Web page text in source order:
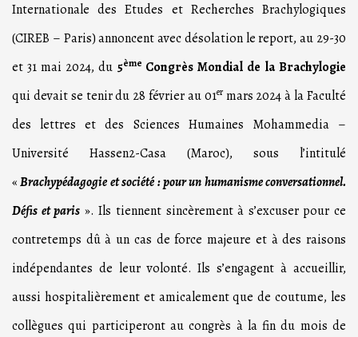
Internationale des Etudes et Recherches Brachylogiques
(CIREB – Paris) annoncent avec désolation le report, au 29-30
et 31 mai 2024, du 5ème Congrès Mondial de la Brachylogie
qui devait se tenir du 28 février au 01ermars 2024 à la Faculté
des lettres et des Sciences Humaines Mohammedia –
Université Hassen2-Casa (Maroc), sous l’intitulé
«Brachypédagogie et société : pour un humanisme conversationnel.
Défis et paris ». Ils tiennent sincèrement à s’excuser pour ce
contretemps dû à un cas de force majeure et à des raisons
indépendantes de leur volonté. Ils s’engagent à accueillir,
aussi hospitalièrement et amicalement que de coutume, les
collègues qui participeront au congrès à la fin du mois de